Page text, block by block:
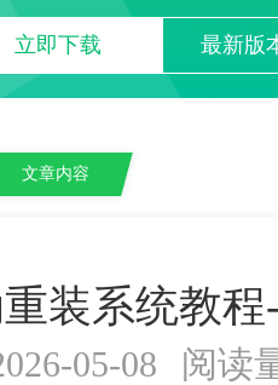
立即下载 最新版
文章内容
装系统教
05-08 阅读